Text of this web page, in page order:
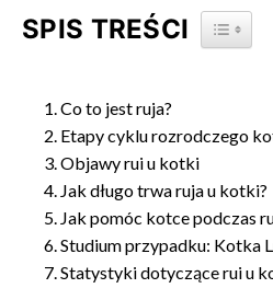
SPIS TREŚCI
Co to jest ruja?
Etapy cyklu rozrodczego
Objawy rui u kotki
Jak długo trwa ruja u kotki?
Jak pomóc kotce podczas
Studium przypadku: Kotka
Statystyki dotyczące rui u